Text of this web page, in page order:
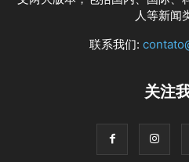
人等新闻
联系我们:
关注